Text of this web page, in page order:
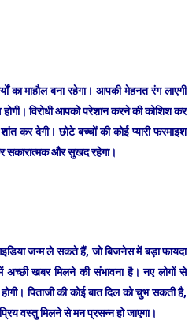
का माहौल बना रहेगा। आपकी मेहनत रंग लाएगी
विरोधी आपको परेशान करने की कोशिश कर
कर देगी। छोटे बच्चों की कोई प्यारी फरमाइश
सकारात्मक और सुखद रहेगा।
जन्म ले सकते हैं, जो बिजनेस में बड़ा फायदा
खबर मिलने की संभावना है। नए लोगों से
पिताजी की कोई बात दिल को चुभ सकती है,
वस्तु मिलने से मन प्रसन्न हो जाएगा।